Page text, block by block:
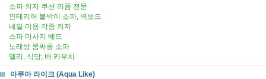
소파 의자 쿠션 리폼 전문
인테리어 붙박이 소파, 벽보드
네일 미용 각종 의자
스파 마사지 베드
노래방 룸싸롱 소파
델리, 식당, 바 카우치
아쿠아 라이크 (Aqua Like)